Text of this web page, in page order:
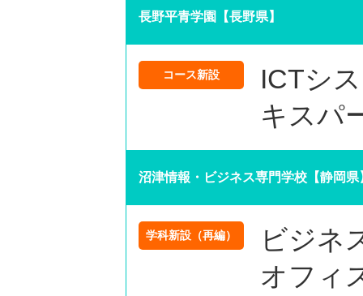
長野平青学園【長野県】
コース新設
ICTシ
キスパ
沼津情報・ビジネス専門学校【静岡県
学科新設（再編）
ビジネ
オフィ